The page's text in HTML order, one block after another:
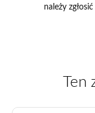
należy
Ten